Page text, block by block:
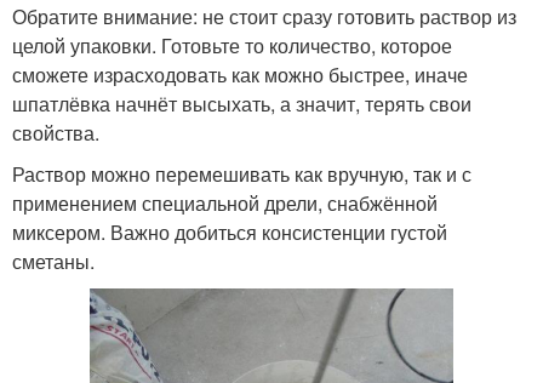
Обратите внимание: не стоит сразу готовить раствор из
целой упаковки. Готовьте то количество, которое
сможете израсходовать как можно быстрее, иначе
шпатлёвка начнёт высыхать, а значит, терять свои
свойства.
Раствор можно перемешивать как вручную, так и с
применением специальной дрели, снабжённой
миксером. Важно добиться консистенции густой
сметаны.